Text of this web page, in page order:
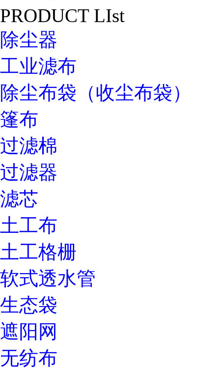
PRODUCT LIst
除尘器
工业滤布
除尘布袋（收尘布袋）
篷布
过滤棉
过滤器
滤芯
土工布
土工格栅
软式透水管
生态袋
遮阳网
无纺布